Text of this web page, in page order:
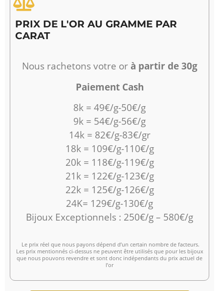
PRIX DE L'OR AU GRAMME PAR
CARAT
Nous rachetons votre or à partir de 30g
Paiement Cash
8k = 49€/g-50€/g
9k = 54€/g-56€/g
14k = 82€/g-83€/gr
18k = 109€/g-110€/g
20k = 118€/g-119€/g
21k = 122€/g-123€/g
22k = 125€/g-126€/g
24K= 129€/g-130€/g
Bijoux Exceptionnels : 250€/g – 580€/g
Le prix réel que nous payons dépend d’un certain nombre de facteurs.
Les prix mentionnés ci-dessus ne peuvent être utilisés que pour les bijoux
que nous pouvons revendre et sont donc indépendants du prix actuel de
l’or